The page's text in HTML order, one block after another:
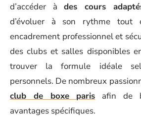
d’accéder àdes cours
d’évoluer à son rythme tout
encadrement professionnel et
des clubs et salles disponibles
trouver la formule idéale
personnels. De nombreux
club de boxe paris afin de
avantages spécifiques.